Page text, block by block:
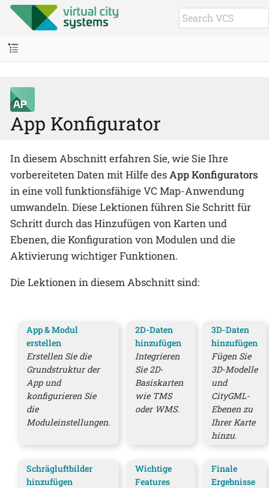
App Konfigurator
In diesem Abschnitt erfahren Sie, wie Sie Ihre
vorbereiteten Daten mit Hilfe desApp Konfigurators
in eine voll funktionsfähige VC Map-Anwendung
umwandeln. Diese Lektionen führen Sie Schritt für
Schritt durch das Hinzufügen von Karten und
Ebenen, die Konfiguration von Modulen und die
Aktivierung wichtiger Funktionen.
Die Lektionen in diesem Abschnitt sind:
App & Modul
erstellen
Erstellen Sie die
Grundstruktur der
App und
konfigurieren Sie
die
Moduleinstellungen.
2D-Daten
hinzufügen
Integrieren
Sie 2D-
Basiskarten
wie TMS
oder WMS.
3D-Daten
hinzufügen
Fügen Sie
3D-Modelle
und
CityGML-
Ebenen zu
Ihrer Karte
hinzu.
Schrägluftbilder
hinzufügen
Wichtige
Features
Finale
Ergebnisse